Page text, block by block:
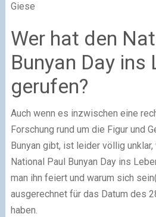
Giese
Wer hat den
Bunyan Day ins
gerufen?
Auch wenn es inzwischen eine
Forschung rund um die Figur und
Bunyan gibt, ist leider völlig
National Paul Bunyan Day ins
man ihn feiert und warum sich
ausgerechnet für das Datum des
haben.